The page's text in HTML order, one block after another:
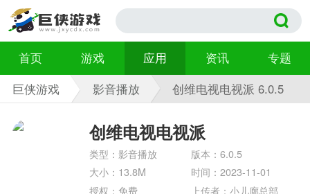
首页 游戏 应用 资讯
专题
巨侠游戏
影音播放 创维电视电视派 6.0.5
创维电视电视派
类型：影音播放
版本：6.0.5
大小：13.8M
时间：2023-11-01
授权：免费
上传者：小儿廊总部